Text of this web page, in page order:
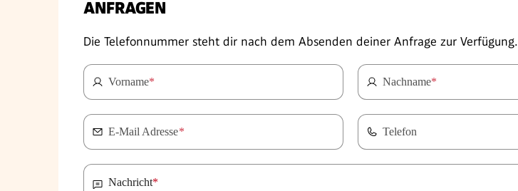
ANFRAGEN
Die Telefonnummer steht dir nach dem Absenden deiner Anfrage zur Verfügung.
Vorname* Nachname*
E-Mail Adresse* Telefon
Nachricht*